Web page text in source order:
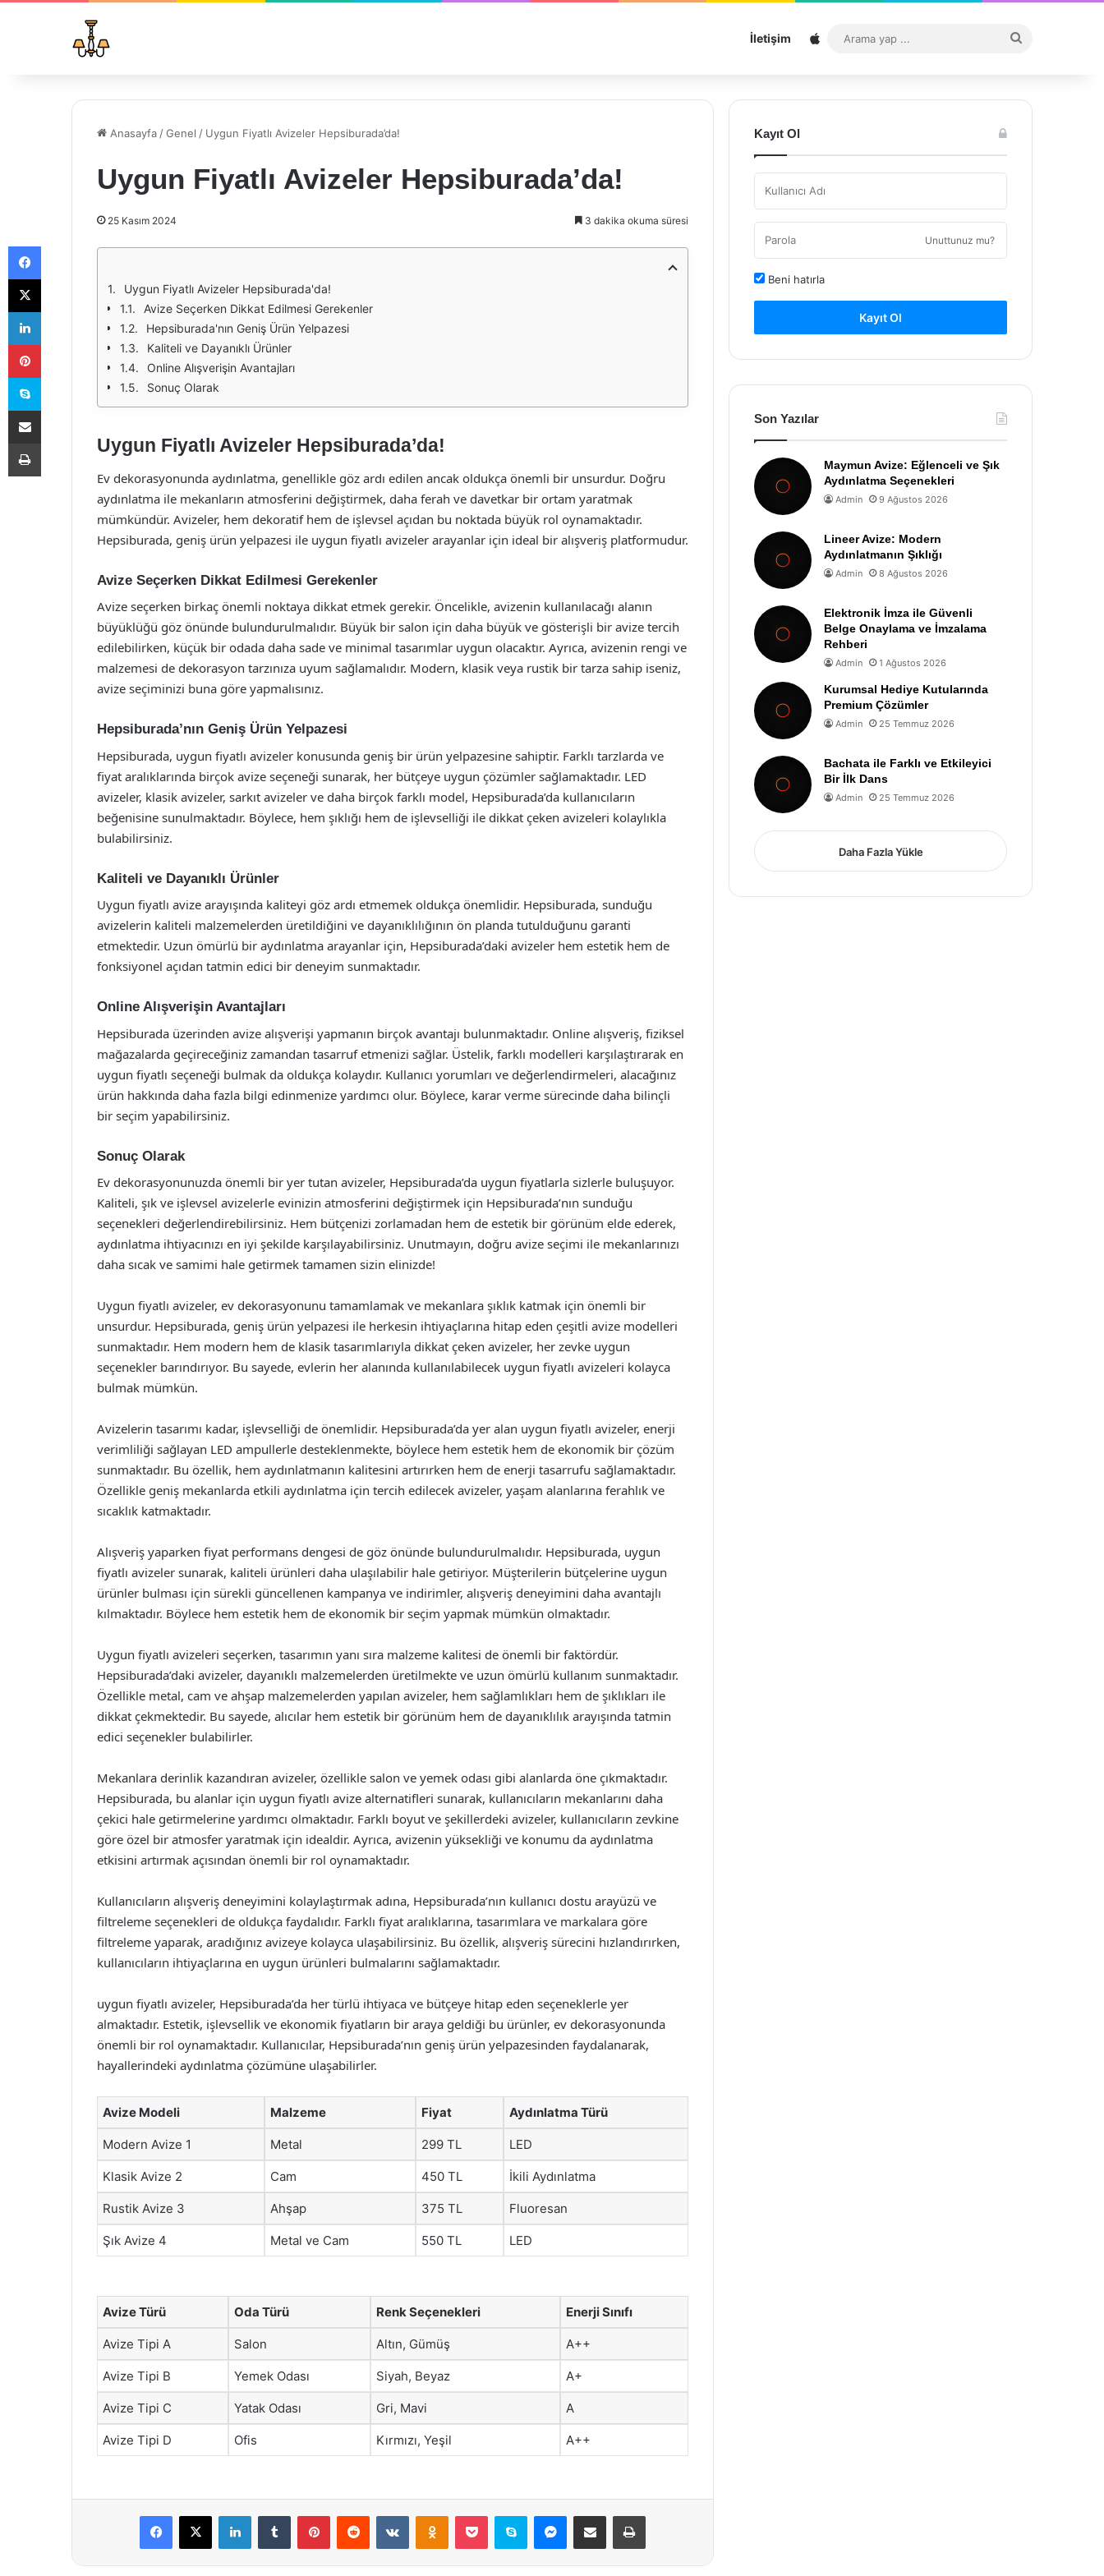
İletişim Sitemap
...
Anasayfa /Genel / Uygun Fiyatlı Avizeler Hepsiburada’da!
Uygun Fiyatlı Avizeler Hepsiburada’da!
25 Kasım 2024 3 dakika okuma süresi
Uygun Fiyatlı Avizeler Hepsiburada'da!
Avize Seçerken Dikkat Edilmesi Gerekenler
Hepsiburada'nın Geniş Ürün Yelpazesi
Kaliteli ve Dayanıklı Ürünler
Online Alışverişin Avantajları
Sonuç Olarak
Uygun Fiyatlı Avizeler Hepsiburada’da!
Ev dekorasyonunda aydınlatma, genellikle göz ardı edilen ancak oldukça önemli bir unsurdur. Doğru
aydınlatma ile mekanların atmosferini değiştirmek, daha ferah ve davetkar bir ortam yaratmak
mümkündür. Avizeler, hem dekoratif hem de işlevsel açıdan bu noktada büyük rol oynamaktadır.
Hepsiburada, geniş ürün yelpazesi ile uygun fiyatlı avizeler arayanlar için ideal bir alışveriş platformudur.
Avize Seçerken Dikkat Edilmesi Gerekenler
Avize seçerken birkaç önemli noktaya dikkat etmek gerekir. Öncelikle, avizenin kullanılacağı alanın
büyüklüğü göz önünde bulundurulmalıdır. Büyük bir salon için daha büyük ve gösterişli bir avize tercih
edilebilirken, küçük bir odada daha sade ve minimal tasarımlar uygun olacaktır. Ayrıca, avizenin rengi ve
malzemesi de dekorasyon tarzınıza uyum sağlamalıdır. Modern, klasik veya rustik bir tarza sahip iseniz,
avize seçiminizi buna göre yapmalısınız.
Hepsiburada’nın Geniş Ürün Yelpazesi
Hepsiburada, uygun fiyatlı avizeler konusunda geniş bir ürün yelpazesine sahiptir. Farklı tarzlarda ve
fiyat aralıklarında birçok avize seçeneği sunarak, her bütçeye uygun çözümler sağlamaktadır. LED
avizeler, klasik avizeler, sarkıt avizeler ve daha birçok farklı model, Hepsiburada’da kullanıcıların
beğenisine sunulmaktadır. Böylece, hem şıklığı hem de işlevselliği ile dikkat çeken avizeleri kolaylıkla
bulabilirsiniz.
Kaliteli ve Dayanıklı Ürünler
Uygun fiyatlı avize arayışında kaliteyi göz ardı etmemek oldukça önemlidir. Hepsiburada, sunduğu
avizelerin kaliteli malzemelerden üretildiğini ve dayanıklılığının ön planda tutulduğunu garanti
etmektedir. Uzun ömürlü bir aydınlatma arayanlar için, Hepsiburada’daki avizeler hem estetik hem de
fonksiyonel açıdan tatmin edici bir deneyim sunmaktadır.
Online Alışverişin Avantajları
Hepsiburada üzerinden avize alışverişi yapmanın birçok avantajı bulunmaktadır. Online alışveriş, fiziksel
mağazalarda geçireceğiniz zamandan tasarruf etmenizi sağlar. Üstelik, farklı modelleri karşılaştırarak en
uygun fiyatlı seçeneği bulmak da oldukça kolaydır. Kullanıcı yorumları ve değerlendirmeleri, alacağınız
ürün hakkında daha fazla bilgi edinmenize yardımcı olur. Böylece, karar verme sürecinde daha bilinçli
bir seçim yapabilirsiniz.
Sonuç Olarak
Ev dekorasyonunuzda önemli bir yer tutan avizeler, Hepsiburada’da uygun fiyatlarla sizlerle buluşuyor.
Kaliteli, şık ve işlevsel avizelerle evinizin atmosferini değiştirmek için Hepsiburada’nın sunduğu
seçenekleri değerlendirebilirsiniz. Hem bütçenizi zorlamadan hem de estetik bir görünüm elde ederek,
aydınlatma ihtiyacınızı en iyi şekilde karşılayabilirsiniz. Unutmayın, doğru avize seçimi ile mekanlarınızı
daha sıcak ve samimi hale getirmek tamamen sizin elinizde!
Uygun fiyatlı avizeler, ev dekorasyonunu tamamlamak ve mekanlara şıklık katmak için önemli bir
unsurdur. Hepsiburada, geniş ürün yelpazesi ile herkesin ihtiyaçlarına hitap eden çeşitli avize modelleri
sunmaktadır. Hem modern hem de klasik tasarımlarıyla dikkat çeken avizeler, her zevke uygun
seçenekler barındırıyor. Bu sayede, evlerin her alanında kullanılabilecek uygun fiyatlı avizeleri kolayca
bulmak mümkün.
Avizelerin tasarımı kadar, işlevselliği de önemlidir. Hepsiburada’da yer alan uygun fiyatlı avizeler, enerji
verimliliği sağlayan LED ampullerle desteklenmekte, böylece hem estetik hem de ekonomik bir çözüm
sunmaktadır. Bu özellik, hem aydınlatmanın kalitesini artırırken hem de enerji tasarrufu sağlamaktadır.
Özellikle geniş mekanlarda etkili aydınlatma için tercih edilecek avizeler, yaşam alanlarına ferahlık ve
sıcaklık katmaktadır.
Alışveriş yaparken fiyat performans dengesi de göz önünde bulundurulmalıdır. Hepsiburada, uygun
fiyatlı avizeler sunarak, kaliteli ürünleri daha ulaşılabilir hale getiriyor. Müşterilerin bütçelerine uygun
ürünler bulması için sürekli güncellenen kampanya ve indirimler, alışveriş deneyimini daha avantajlı
kılmaktadır. Böylece hem estetik hem de ekonomik bir seçim yapmak mümkün olmaktadır.
Uygun fiyatlı avizeleri seçerken, tasarımın yanı sıra malzeme kalitesi de önemli bir faktördür.
Hepsiburada’daki avizeler, dayanıklı malzemelerden üretilmekte ve uzun ömürlü kullanım sunmaktadır.
Özellikle metal, cam ve ahşap malzemelerden yapılan avizeler, hem sağlamlıkları hem de şıklıkları ile
dikkat çekmektedir. Bu sayede, alıcılar hem estetik bir görünüm hem de dayanıklılık arayışında tatmin
edici seçenekler bulabilirler.
Mekanlara derinlik kazandıran avizeler, özellikle salon ve yemek odası gibi alanlarda öne çıkmaktadır.
Hepsiburada, bu alanlar için uygun fiyatlı avize alternatifleri sunarak, kullanıcıların mekanlarını daha
çekici hale getirmelerine yardımcı olmaktadır. Farklı boyut ve şekillerdeki avizeler, kullanıcıların zevkine
göre özel bir atmosfer yaratmak için idealdir. Ayrıca, avizenin yüksekliği ve konumu da aydınlatma
etkisini artırmak açısından önemli bir rol oynamaktadır.
Kullanıcıların alışveriş deneyimini kolaylaştırmak adına, Hepsiburada’nın kullanıcı dostu arayüzü ve
filtreleme seçenekleri de oldukça faydalıdır. Farklı fiyat aralıklarına, tasarımlara ve markalara göre
filtreleme yaparak, aradığınız avizeye kolayca ulaşabilirsiniz. Bu özellik, alışveriş sürecini hızlandırırken,
kullanıcıların ihtiyaçlarına en uygun ürünleri bulmalarını sağlamaktadır.
uygun fiyatlı avizeler, Hepsiburada’da her türlü ihtiyaca ve bütçeye hitap eden seçeneklerle yer
almaktadır. Estetik, işlevsellik ve ekonomik fiyatların bir araya geldiği bu ürünler, ev dekorasyonunda
önemli bir rol oynamaktadır. Kullanıcılar, Hepsiburada’nın geniş ürün yelpazesinden faydalanarak,
hayallerindeki aydınlatma çözümüne ulaşabilirler.
Avize Modeli Malzeme Fiyat Aydınlatma Türü
Modern Avize 1 Metal 299 TL LED
Klasik Avize 2 Cam 450 TL İkili Aydınlatma
Rustik Avize 3 Ahşap 375 TL Fluoresan
Şık Avize 4 Metal ve Cam 550 TL LED
Avize Türü Oda Türü Renk Seçenekleri Enerji Sınıfı
Avize Tipi A Salon Altın, Gümüş A++
Avize Tipi B Yemek Odası Siyah, Beyaz A+
Avize Tipi C Yatak Odası Gri, Mavi A
Avize Tipi D Ofis Kırmızı, Yeşil A++
Facebook
X LinkedInTumblr PinterestReddit VKontakteOdnoklassniki
Pocket Skype Messenger
E-Posta ile paylaş Yazdır
Kayıt Ol
Unuttunuz mu?
Beni hatırla
Kayıt Ol
Son Yazılar
Maymun Avize: Eğlenceli ve Şık
Aydınlatma Seçenekleri
Admin 9 Ağustos 2026
Lineer Avize: Modern
Aydınlatmanın Şıklığı
Admin 8 Ağustos 2026
Elektronik İmza ile Güvenli
Belge Onaylama ve İmzalama
Rehberi
Admin 1 Ağustos 2026
Kurumsal Hediye Kutularında
Premium Çözümler
Admin 25 Temmuz 2026
Bachata ile Farklı ve Etkileyici
Bir İlk Dans
Admin 25 Temmuz 2026
Daha Fazla Yükle
Facebook
X
LinkedIn
Pinterest
Skype
E-Posta ile paylaş